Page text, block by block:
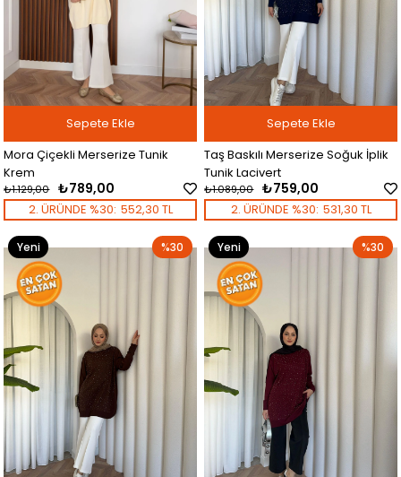
Mora Çiçekli Merserize Tunik
Krem
₺789,00
₺1.129,00
Sepete Ekle
2. ÜRÜNDE %30: 552,30 TL
Taş Baskılı Merserize Soğuk İplik
Tunik Lacivert
₺759,00
₺1.089,00
Sepete Ekle
2. ÜRÜNDE %30: 531,30 TL
%30
Yeni
Ürün
%30
Yeni
Ürün